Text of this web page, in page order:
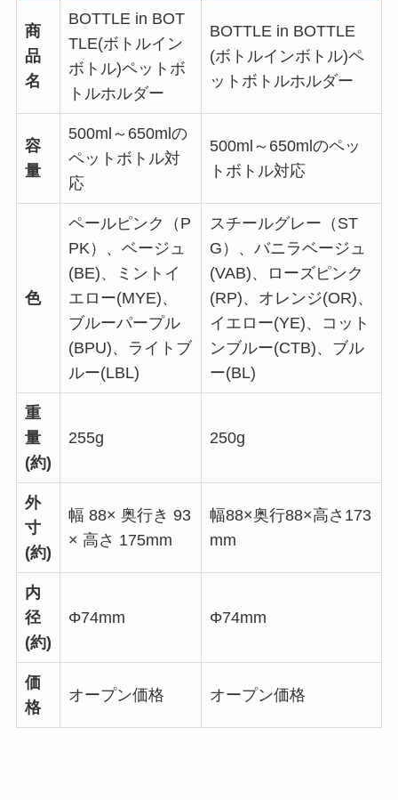
商
品
名
BOTTLE in BOT
TLE(ボトルイン
ボトル)ペットボ
トルホルダー
BOTTLE in BOTTLE
(ボトルインボトル)ペ
ットボトルホルダー
容
量
500ml～650mlの
ペットボトル対
応
500ml～650mlのペッ
トボトル対応
色
ペールピンク（P
PK）、ベージュ
(BE)、ミントイ
エロー(MYE)、
ブルーパープル
(BPU)、ライトブ
ルー(LBL)
スチールグレー（ST
G）、バニラベージュ
(VAB)、ローズピンク
(RP)、オレンジ(OR)、
イエロー(YE)、コット
ンブルー(CTB)、ブル
ー(BL)
重
量
(約)
255g 250g
外
寸
(約)
幅 88× 奥行き 93
× 高さ 175mm
幅88×奥行88×高さ173
mm
内
径
(約)
Φ74mm Φ74mm
価
格
オープン価格 オープン価格